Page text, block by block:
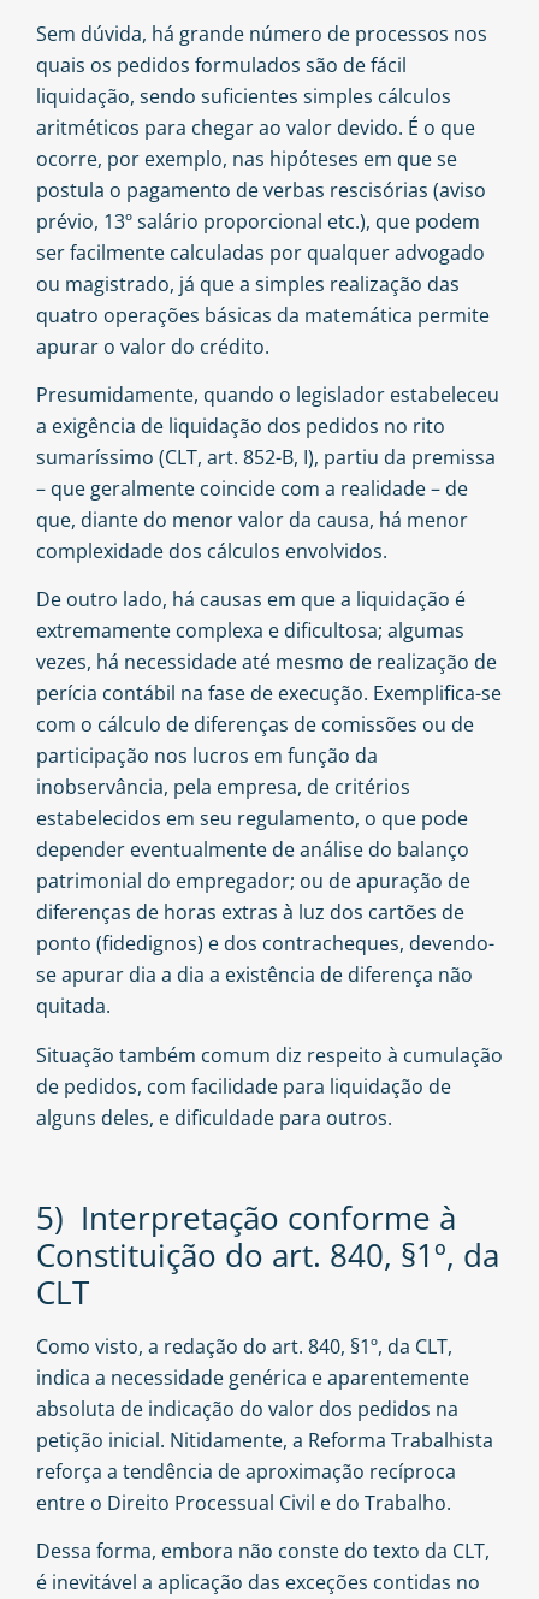
Sem dúvida, há grande número de processos nos
quais os pedidos formulados são de fácil
liquidação, sendo suficientes simples cálculos
aritméticos para chegar ao valor devido. É o que
ocorre, por exemplo, nas hipóteses em que se
postula o pagamento de verbas rescisórias (aviso
prévio, 13º salário proporcional etc.), que podem
ser facilmente calculadas por qualquer advogado
ou magistrado, já que a simples realização das
quatro operações básicas da matemática permite
apurar o valor do crédito.
Presumidamente, quando o legislador estabeleceu
a exigência de liquidação dos pedidos no rito
sumaríssimo (CLT, art. 852-B, I), partiu da premissa
– que geralmente coincide com a realidade – de
que, diante do menor valor da causa, há menor
complexidade dos cálculos envolvidos.
De outro lado, há causas em que a liquidação é
extremamente complexa e dificultosa; algumas
vezes, há necessidade até mesmo de realização de
perícia contábil na fase de execução. Exemplifica-se
com o cálculo de diferenças de comissões ou de
participação nos lucros em função da
inobservância, pela empresa, de critérios
estabelecidos em seu regulamento, o que pode
depender eventualmente de análise do balanço
patrimonial do empregador; ou de apuração de
diferenças de horas extras à luz dos cartões de
ponto (fidedignos) e dos contracheques, devendo-
se apurar dia a dia a existência de diferença não
quitada.
Situação também comum diz respeito à cumulação
de pedidos, com facilidade para liquidação de
alguns deles, e dificuldade para outros.
5) Interpretação conforme à
Constituição do art. 840, §1º, da
CLT
Como visto, a redação do art. 840, §1º, da CLT,
indica a necessidade genérica e aparentemente
absoluta de indicação do valor dos pedidos na
petição inicial. Nitidamente, a Reforma Trabalhista
reforça a tendência de aproximação recíproca
entre o Direito Processual Civil e do Trabalho.
Dessa forma, embora não conste do texto da CLT,
é inevitável a aplicação das exceções contidas no